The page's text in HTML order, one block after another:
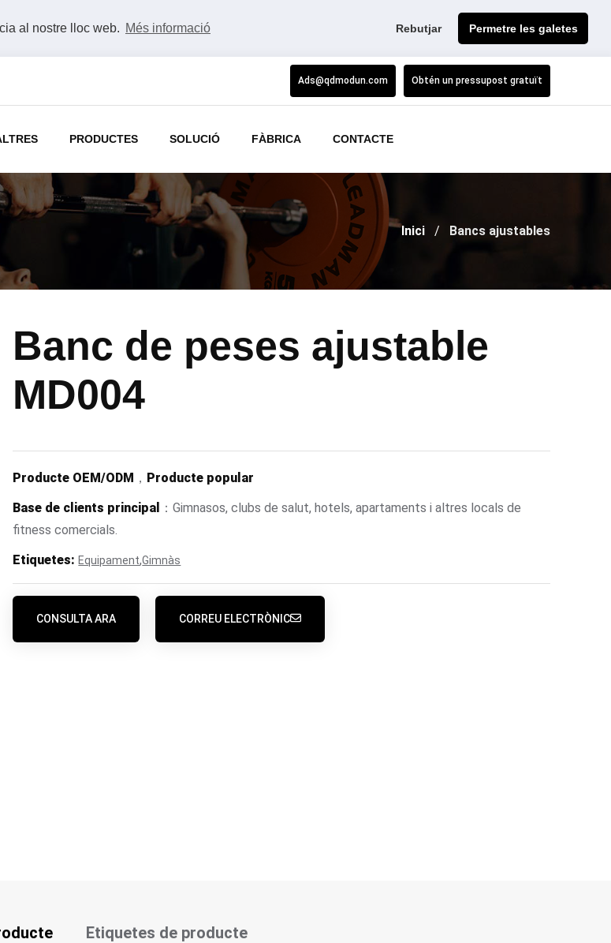
al nostre lloc web. Més informació Rebutjar Permetre les galetes
Ads@qdmodun.com Obtén un pressupost gratuït
PRODUCTES SOLUCIÓ FÀBRICA CONTACTE
Inici Bancs ajustables
Banc de peses ajustable
MD004
Producte OEM/ODM ， Producte popular
Base de clients principal
：Gimnasos, clubs de salut, hotels, apartaments i altres locals de
fitness comercials.
Etiquetes: Equipament,Gimnàs
CONSULTA ARA CORREU ELECTRÒNIC
Etiquetes de producte